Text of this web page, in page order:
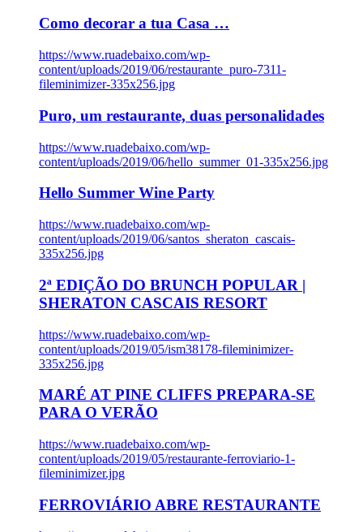
Como decorar a tua Casa …
https://www.ruadebaixo.com/wp-
content/uploads/2019/06/restaurante_puro-7311-
fileminimizer-335x256.jpg
Puro, um restaurante, duas personalidades
https://www.ruadebaixo.com/wp-
content/uploads/2019/06/hello_summer_01-335x256.jpg
Hello Summer Wine Party
https://www.ruadebaixo.com/wp-
content/uploads/2019/06/santos_sheraton_cascais-
335x256.jpg
2ª EDIÇÃO DO BRUNCH POPULAR |
SHERATON CASCAIS RESORT
https://www.ruadebaixo.com/wp-
content/uploads/2019/05/ism38178-fileminimizer-
335x256.jpg
MARÉ AT PINE CLIFFS PREPARA-SE
PARA O VERÃO
https://www.ruadebaixo.com/wp-
content/uploads/2019/05/restaurante-ferroviario-1-
fileminimizer.jpg
FERROVIÁRIO ABRE RESTAURANTE